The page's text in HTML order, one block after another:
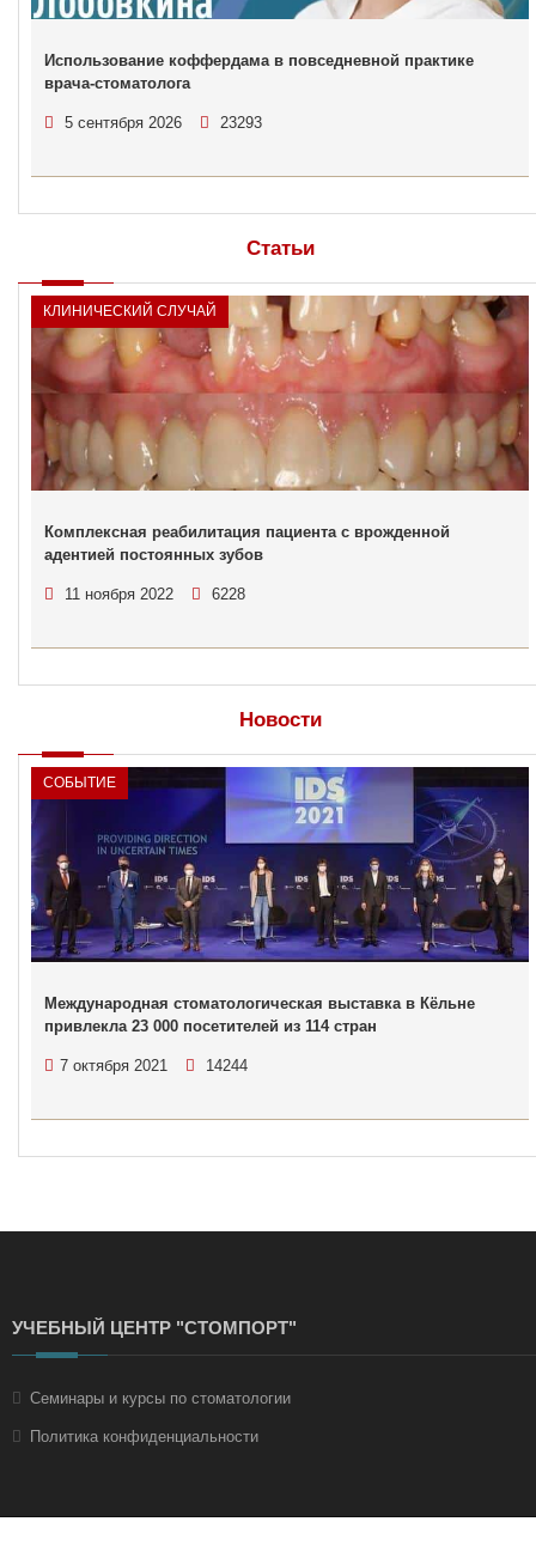
Использование коффердама в повседневной практике
врача-стоматолога
5 сентября 2026 23293
Статьи
КЛИНИЧЕСКИЙ СЛУЧАЙ
Комплексная реабилитация пациента с врожденной
адентией постоянных зубов
11 ноября 2022 6228
Новости
СОБЫТИЕ
Международная стоматологическая выставка в Кёльне
привлекла 23 000 посетителей из 114 стран
7 октября 2021 14244
УЧЕБНЫЙ ЦЕНТР "СТОМПОРТ"
Семинары и курсы по стоматологии
Политика конфиденциальности